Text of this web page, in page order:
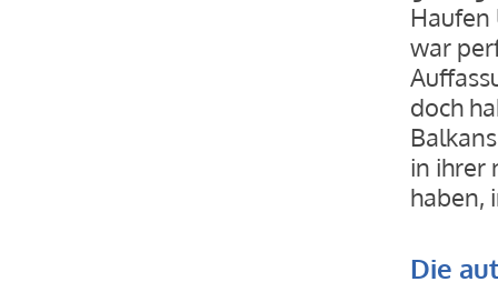
Haufen
war
doch
in ihrer
haben,
Die